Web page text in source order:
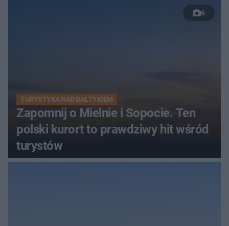
6
TURYSTYKA NAD BAŁTYKIEM
Zapomnij o Mielnie i Sopocie. Ten
polski kurort to prawdziwy hit wśród
turystów